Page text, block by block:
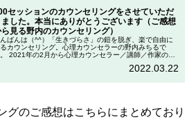
セッションのカウンセリングをさせていただ
ました。本当にありがとうございます（ご感想
見る野内のカウンセリング）
ばんは（^^）「生きづらさ」の鎧を脱ぎ、楽で自由に
カウンセリング。心理カウンセラーの野内みちるで
2021年の2月から心理カウンセラー／講師／作家の根
2022.03.22
グのご感想はこちらにまとめており